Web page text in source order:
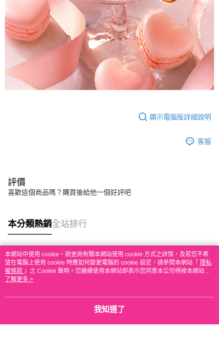
顯示電腦版詳細說明
客服
評價
喜歡這個商品嗎？購買後給他一個好評吧
本分類熱銷全站排行
熱門標籤
本網站中使用 cookie，欲查詢有關本網站使用 cookie 方式之詳情，及若您不希
望在電腦上使用 cookie 時應如何變更電腦的 cookie 設定，請參閱本網站「 隱私
權條款 」之 Cookie 聲明。您繼續使用本網站即表示您同意本公司得按本網站使
用條款之 Cookie 聲明使用 cookie。
了解更多 >
我知道了